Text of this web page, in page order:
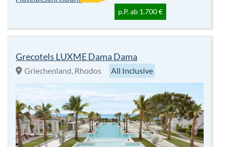
sehr beliebt
4.5
Sterne
79%
Empfehlung
Für
Alle